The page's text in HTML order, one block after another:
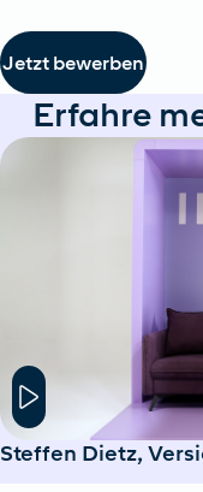
Jetzt bewerben
Erfahre
Hier klicken um
Steffen Dietz,